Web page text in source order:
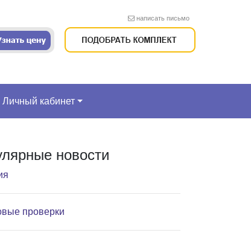
написать письмо
Личный кабинет
новости
проверки